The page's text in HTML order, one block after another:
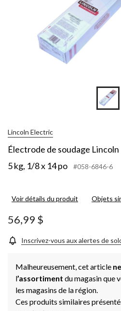
Lincoln Electric
Électrode de soudage
5 kg, 1/8 x 14 po
#058-6846-6
Voir détails du produit Objets
56,99 $
Inscrivez-vous aux alertes de
Malheureusement, cet article
l’assortiment du magasin que
les magasins de la région.
Ces produits similaires